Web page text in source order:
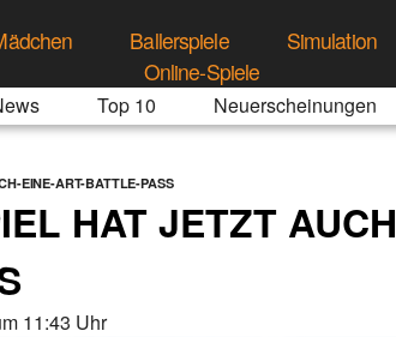
Ballerspiele Simulation
Online-Spiele
Top 10 Neuerscheinungen
EINE-ART-BATTLE-PASS
HAT JETZT AUCH
11:43 Uhr